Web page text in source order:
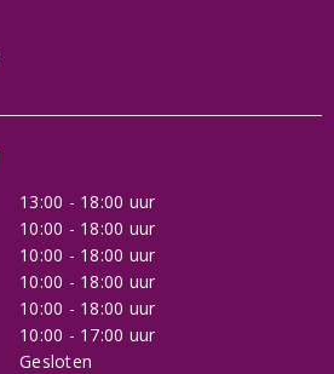
13:00 - 18:00 uur
10:00 - 18:00 uur
10:00 - 18:00 uur
10:00 - 18:00 uur
10:00 - 18:00 uur
10:00 - 17:00 uur
Gesloten